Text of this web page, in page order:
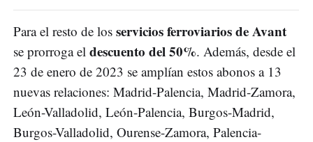
Para el resto de los servicios ferroviarios de Avant
se prorroga el descuento del 50%. Además, desde el
23 de enero de 2023 se amplían estos abonos a 13
nuevas relaciones: Madrid-Palencia, Madrid-Zamora,
León-Valladolid, León-Palencia, Burgos-Madrid,
Burgos-Valladolid, Ourense-Zamora, Palencia-